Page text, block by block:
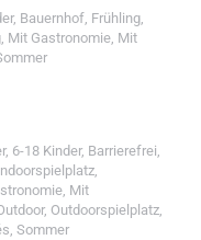
, Bauernhof, Frühling,
, Mit Gastronomie, Mit
, 6-18 Kinder, Barrierefrei,
,
, Mit
, Outdoorspielplatz,
, Sommer